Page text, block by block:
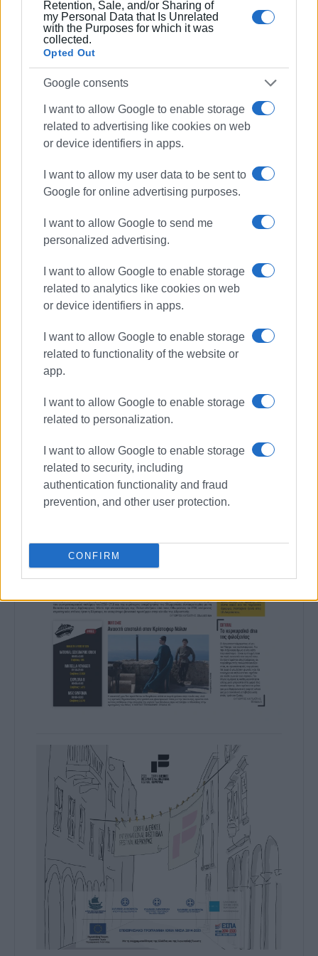
Retention, Sale, and/or Sharing of
my Personal Data that Is Unrelated
with the Purposes for which it was
collected.
Opted Out
Google consents
I want to allow Google to enable storage
related to advertising like cookies on web
or device identifiers in apps.
I want to allow my user data to be sent to
Google for online advertising purposes.
I want to allow Google to send me
personalized advertising.
I want to allow Google to enable storage
related to analytics like cookies on web
or device identifiers in apps.
I want to allow Google to enable storage
related to functionality of the website or
app.
I want to allow Google to enable storage
related to personalization.
I want to allow Google to enable storage
related to security, including
authentication functionality and fraud
prevention, and other user protection.
CONFIRM
ΓΕΡΑΣΙΜΟΣ ΜΑΡΤΙΝΗΣ
Γεννήθηκε στην Κέρκυρα το 1988. Είναι
υποψήφιος διδάκτορας του Τμήματος Μουσικών
Σπουδών του Ιονίου Πανεπιστημίου, στην
Ιστορική Μουσικολογία. Ανακοινώσεις του έχουν
παρουσιαστεί σε επιστημονικά συνέδρια στην
Ελλάδα και το εξωτερικό, ενώ κείμενά του έχουν
μουσικολογικού και ιστορικού περιεχομένου. Ως
μουσικολόγος έχει συνεργαστεί με φορείς όπως
Αθηνών κ.ά. Διδάσκει στο Ωδείο Κερκύρας και
είναι υπεύθυνος του Αρχείου της Φιλαρμονικής
Ακολουθήστε το enimerosi στο
Συνδρομητές στο e-paper